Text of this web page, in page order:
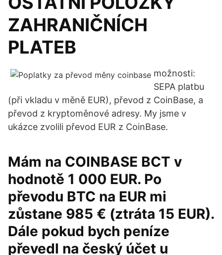
ZAHRANIČNÍCH
PLATEB
možnosti:
SEPA platbu
(při vkladu v měně EUR), převod z CoinBase, a
převod z kryptoměnové adresy. My jsme v
ukázce zvolili převod EUR z CoinBase.
Mám na COINBASE BCT v
hodnotě 1 000 EUR. Po
převodu BTC na EUR mi
zůstane 985 € (ztráta 15 EUR).
Dále pokud bych peníze
převedl na český účet u